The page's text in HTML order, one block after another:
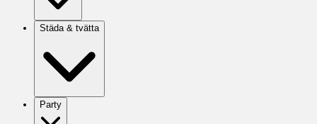
Städa & tvätta
Party